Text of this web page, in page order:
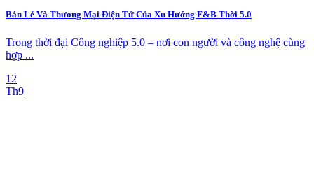
Bán Lẻ Và Thương Mại Điện Tử Của Xu Hướng F&B Thời 5.0
Trong thời đại Công nghiệp 5.0 – nơi con người và công nghệ cùng
hợp ...
12
Th9